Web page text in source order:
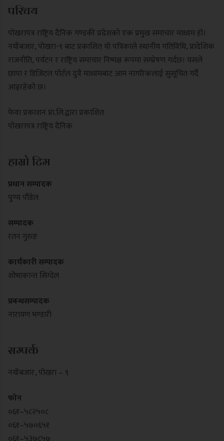
परिचय
पोखरापत्र राष्ट्रिय दैनिक गण्डकी प्रदेशको एक प्रमुख समाचार माध्यम हो।
नयाँबजार, पोखरा-९ बाट प्रकाशित यो पत्रिकाले स्थानीय गतिविधि, प्रादेशिक
राजनीति, पर्यटन र राष्ट्रिय समाचार निष्पक्ष रूपमा सम्प्रेषण गर्दछ। यसले
छापा र डिजिटल पोर्टल दुवै माध्यमबाट आम नागरिकलाई सुसूचित गर्दै
आइरहेको छ।
फेवा प्रकाशन प्रा.लि.द्वारा प्रकाशित
पोखरापत्र राष्ट्रिय दैनिक
हाम्रो टिम
प्रधान सम्पादक
पुण्य पौडेल
सम्पादक
रतन गुरुङ
कार्यकारी सम्पादक
शोभाकान्त सिग्देल
प्रबन्धसम्पादक
नारायण भण्डारी
सम्पर्क
नयाँबजार , पोखरा – ९
फोन
०६१–५८२५०८
०६१–५७०६५१